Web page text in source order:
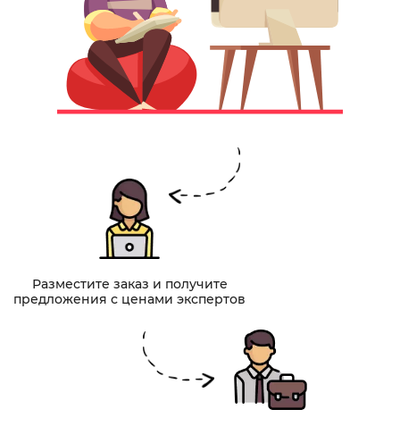
Разместите заказ и получите
предложения с ценами экспертов